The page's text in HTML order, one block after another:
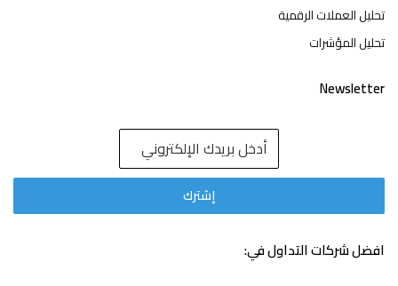
تحليل العملات الرقمية
تحليل المؤشرات
Newsletter
افضل شركات التداول في: